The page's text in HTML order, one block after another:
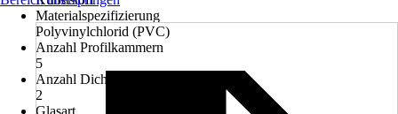
Materialspezifizierung
Polyvinylchlorid (PVC)
Anzahl Profilkammern
5
Anzahl Dichtungen
2
Glasart